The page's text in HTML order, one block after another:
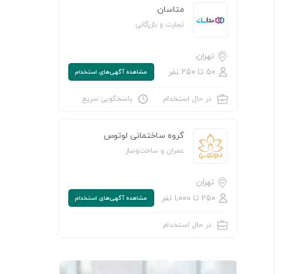
متاسان
تجارت و بازرگانی
تهران
۵۰ تا ۲۵۰ نفر
مشاهده‌ آگهی‌های استخدام
در حال استخدام پاسخگویی سریع
گروه ساختمانی لوتوس
عمران و ساخت‌وساز
تهران
۲۵۰ تا ۱,۰۰۰ نفر
مشاهده‌ آگهی‌های استخدام
در حال استخدام